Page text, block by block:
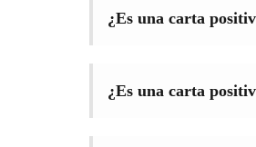
¿Es una carta
¿Es una carta